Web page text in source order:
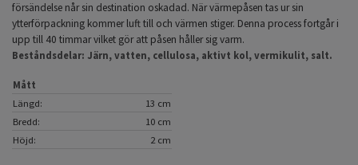
försändelse når sin destination oskadad. När värmepåsen tas ur sin
ytterförpackning kommer luft till och värmen stiger. Denna process fortgår i
upp till 40 timmar vilket gör att påsen håller sig varm.
Beståndsdelar: Järn, vatten, cellulosa, aktivt kol, vermikulit, salt.
Mått
Längd:
13 cm
Bredd:
10 cm
Höjd:
2 cm